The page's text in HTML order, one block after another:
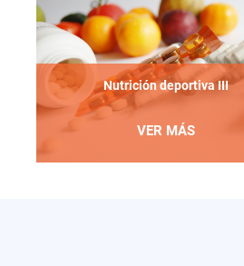
Nutrición deportiva III
VER MÁS